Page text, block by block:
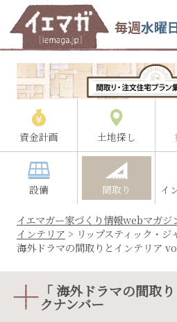
毎週水曜
資金計画 土地探し
設備 間取り イ
イエマガー家づくり情報webマガジ
インテリア > リップスティック・
海外ドラマの間取りとインテリア
「 海外ドラマの間取
クナンバー